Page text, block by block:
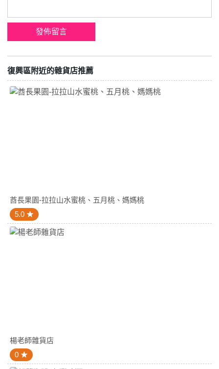
復興區附近的雜貨店推薦
酋長果園-拉拉山水蜜桃、五月桃、媽媽桃
5.0
楊老師雜貨店
0